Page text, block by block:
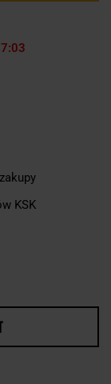
02
KSK